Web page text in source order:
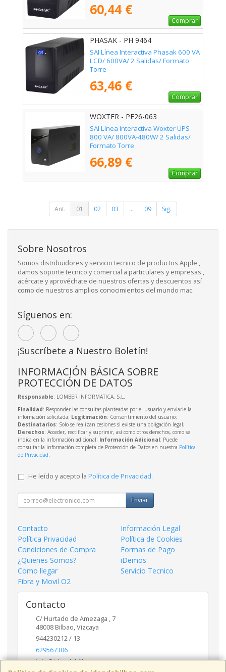
60,44 €
Comprar
PHASAK - PH 9464
SAI Línea Interactiva Phasak 600 VA
LCD/ 600VA/ 2 Salidas/ Formato
Torre
63,46 €
Comprar
WOXTER - PE26-063
SAI Línea Interactiva Woxter UPS
800 VA/ 800VA-480W/ 2 Salidas/
Formato Torre
66,89 €
Comprar
Ant. 01 02 03 ... 09 Sig.
Sobre Nosotros
Somos distribuidores y servicio tecnico de productos Apple ,
damos soporte tecnico y comercial a particulares y empresas ,
acércate y aprovéchate de nuestros ofertas y descuentos así
como de nuestros amplios conocimientos del mundo mac.
Síguenos en:
¡Suscríbete a Nuestro Boletín!
INFORMACIÓN BÁSICA SOBRE
PROTECCIÓN DE DATOS
Responsable: LOMBER INFORMATICA, S.L.
Finalidad: Responder las consultas planteadas por el usuario y enviarle la
información solicitada; Legitimación: Consentimiento del usuario;
Destinatarios: Solo se realizan cesiones si existe una obligación legal;
Derechos: Acceder, rectificar y suprimir, así como otros derechos, como se
indica en la información adicional; Información Adicional: Puede
consultar la información completa de Protección de Datos en nuestra Política
de Privacidad.
He leído y acepto la Política de Privacidad.
Enviar
Contacto
Información Legal
Política Privacidad
Política de Cookies
Condiciones de Compra
Formas de Pago
¿Quienes Somos?
iDemos
Como llegar
Servicio Tecnico
Fibra y Movil O2
Contacto
C/ Hurtado de Amezaga , 7
48008 Bilbao,Vizcaya
944230212 / 13
629567306
info@idendabilbao.com